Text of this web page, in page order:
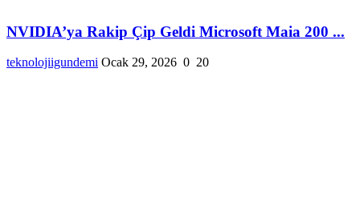
NVIDIA’ya Rakip Çip Geldi Microsoft Maia 200 ...
teknolojiigundemi Ocak 29, 2026 0 20